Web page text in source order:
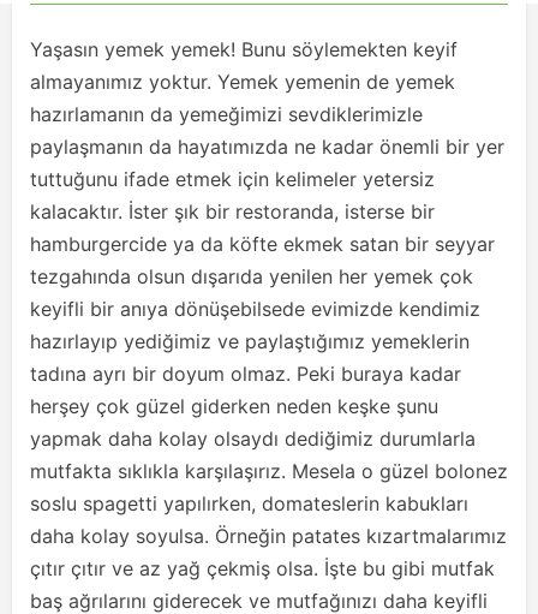
Yaşasın yemek yemek! Bunu söylemekten keyif
almayanımız yoktur. Yemek yemenin de yemek
hazırlamanın da yemeğimizi sevdiklerimizle
paylaşmanın da hayatımızda ne kadar önemli bir yer
tuttuğunu ifade etmek için kelimeler yetersiz
kalacaktır. İster şık bir restoranda, isterse bir
hamburgercide ya da köfte ekmek satan bir seyyar
tezgahında olsun dışarıda yenilen her yemek çok
keyifli bir anıya dönüşebilsede evimizde kendimiz
hazırlayıp yediğimiz ve paylaştığımız yemeklerin
tadına ayrı bir doyum olmaz. Peki buraya kadar
herşey çok güzel giderken neden keşke şunu
yapmak daha kolay olsaydı dediğimiz durumlarla
mutfakta sıklıkla karşılaşırız. Mesela o güzel bolonez
soslu spagetti yapılırken, domateslerin kabukları
daha kolay soyulsa. Örneğin patates kızartmalarımız
çıtır çıtır ve az yağ çekmiş olsa. İşte bu gibi mutfak
baş ağrılarını giderecek ve mutfağınızı daha keyifli